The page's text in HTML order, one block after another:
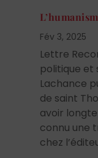
Fév 3, 2025
Lettre
politique et
Lachance
de saint
avoir
connu une
chez